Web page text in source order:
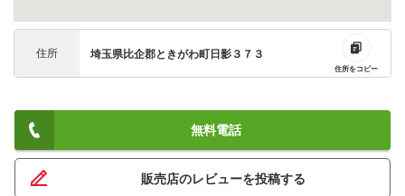
住所 埼玉県比企郡ときがわ町日影３７３
住所をコピー
無料電話
販売店のレビューを投稿する